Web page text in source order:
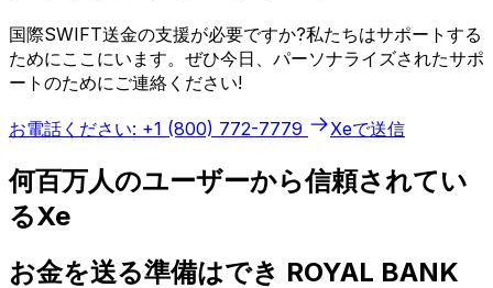
国際SWIFT送金の支援が必要ですか?私たちはサポートする
ためにここにいます。ぜひ今日、パーソナライズされたサポ
ートのためにご連絡ください!
お電話ください: +1 (800) 772-7779 Xeで送信
何百万人のユーザーから信頼されてい
るXe
お金を送る準備はでき ROYAL BANK